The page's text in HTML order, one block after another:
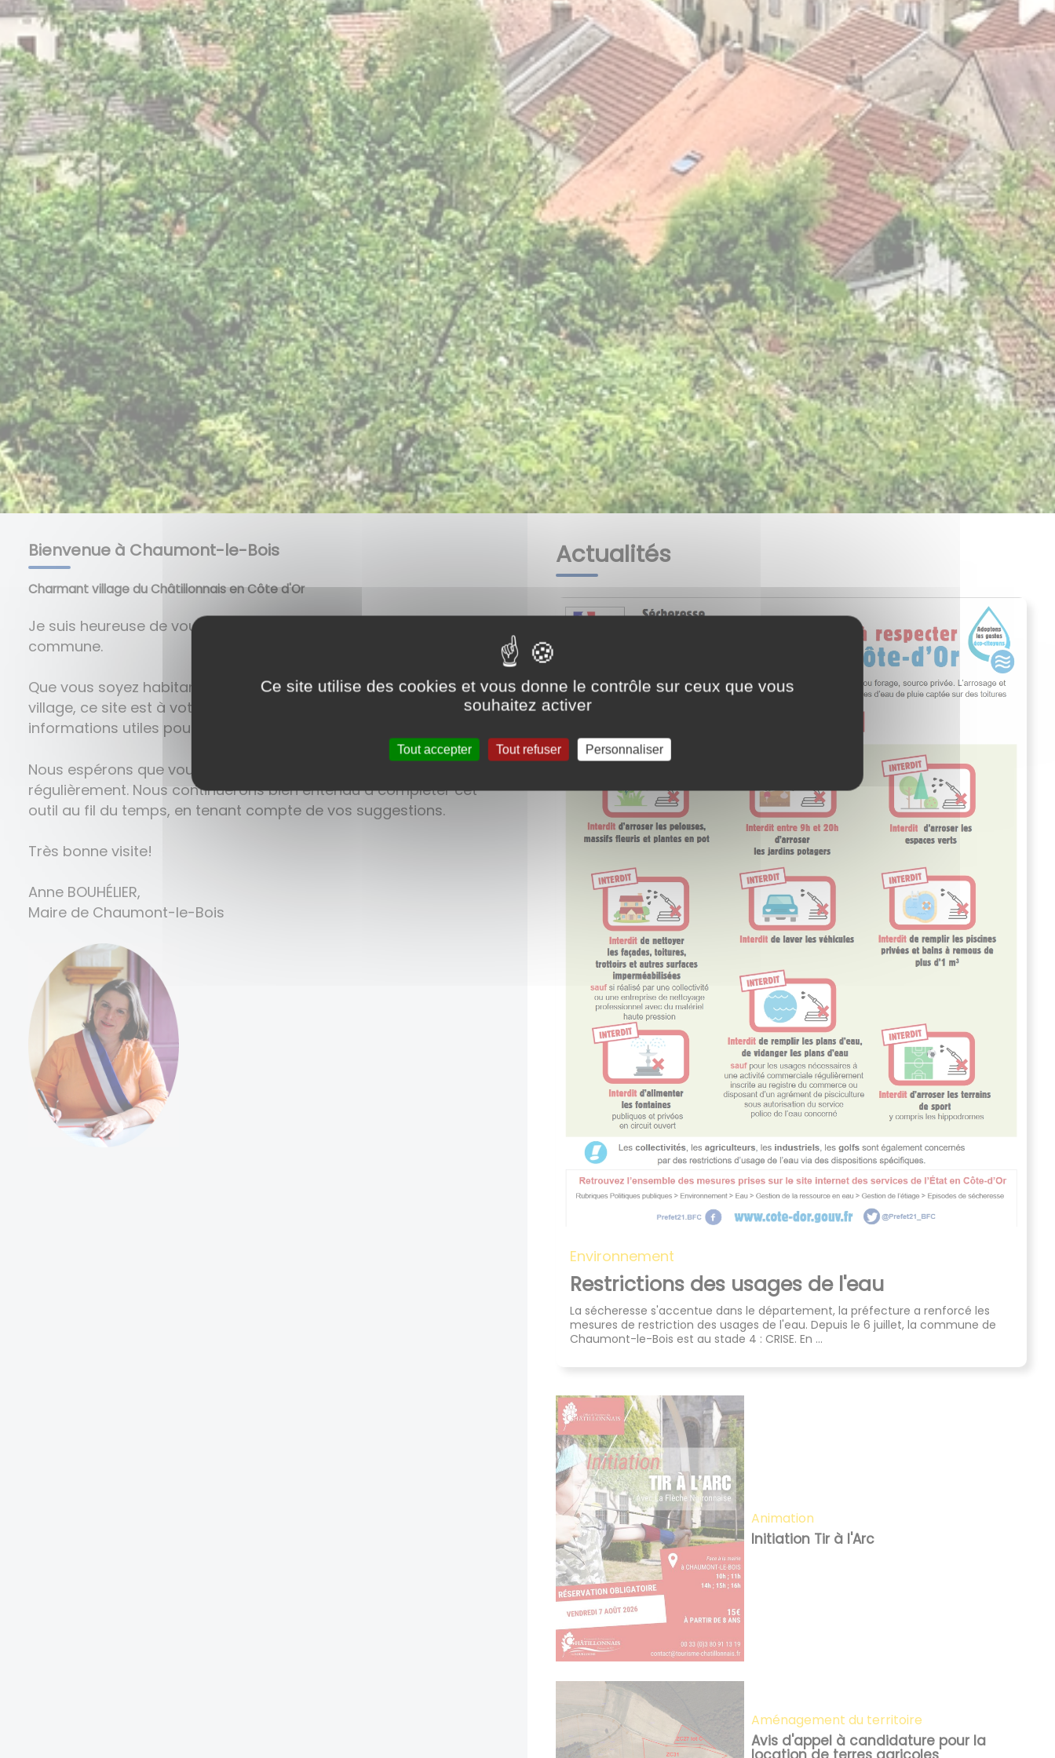
Bienvenue à Chaumont-le-Bois
Charmant village du Châtillonnais en Côte d'Or
Je suis heureuse de vous présenter le site internet de notre
commune.
Que vous soyez habitants, visiteurs ou simple curieux de notre
village, ce site est à votre service. Vous trouverez un maximum
informations utiles pour connaître notre village et pour bien y vivre.
Nous espérons que vous prendrez plaisir à le consulter
régulièrement. Nous continuerons bien entendu à compléter cet
outil au fil du temps, en tenant compte de vos suggestions.
Très bonne visite!
Anne BOUHÉLIER,
Maire de Chaumont-le-Bois
Actualités
Environnement
Restrictions des usages de l'eau
La sécheresse s'accentue dans le département, la préfecture a renforcé les
mesures de restriction des usages de l'eau. Depuis le 6 juillet, la commune de
Chaumont-le-Bois est au stade 4 : CRISE. En ...
animation
Initiation Tir à l'Arc
Aménagement du territoire
Avis d'appel à candidature pour la
Ce site utilise des cookies et vous donne le contrôle sur ceux que vous
souhaitez activer
Tout accepter Tout refuser Personnaliser